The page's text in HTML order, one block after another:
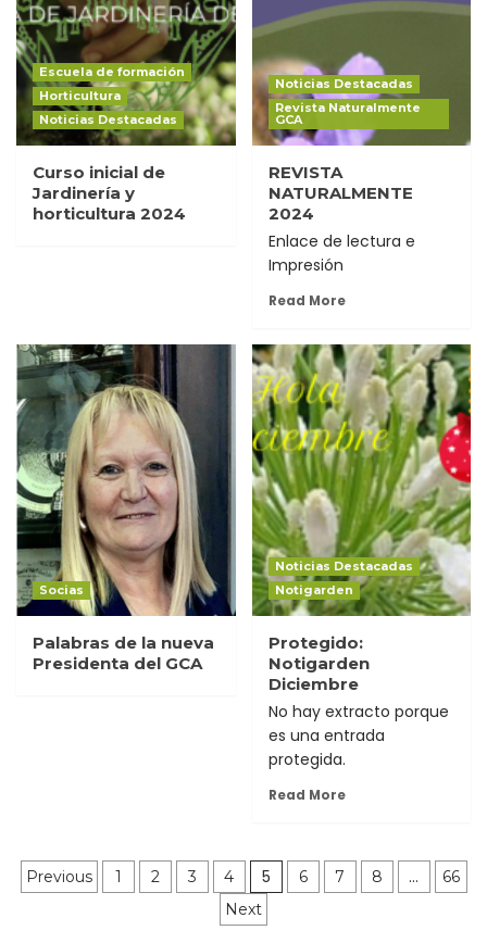
Escuela de formación
Horticultura
Noticias Destacadas
Curso inicial de
Jardinería y
horticultura 2024
Noticias Destacadas
Revista Naturalmente
GCA
REVISTA
NATURALMENTE
2024
Enlace de lectura e
Impresión
Read More
Socias
Palabras de la nueva
Presidenta del GCA
Noticias Destacadas
Notigarden
Protegido:
Notigarden
Diciembre
No hay extracto porque
es una entrada
protegida.
Read More
Paginación
Previous 1 2 3 4 5 6 7 8 …
66
Next